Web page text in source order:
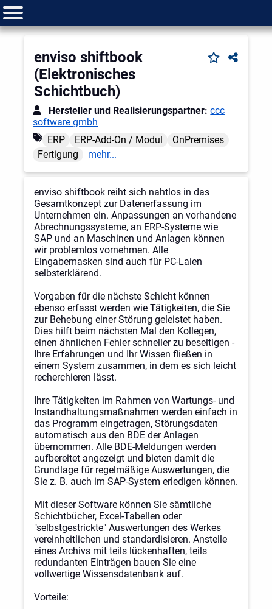
enviso shiftbook
(Elektronisches
Schichtbuch)
Hersteller und Realisierungspartner: ccc
software gmbh
ERP
ERP-Add-On / Modul
OnPremises
Fertigung
mehr...
enviso shiftbook reiht sich nahtlos in das
Gesamtkonzept zur Datenerfassung im
Unternehmen ein. Anpassungen an vorhandene
Abrechnungssysteme, an ERP-Systeme wie
SAP und an Maschinen und Anlagen können
wir problemlos vornehmen. Alle
Eingabemasken sind auch für PC-Laien
selbsterklärend.
Vorgaben für die nächste Schicht können
ebenso erfasst werden wie Tätigkeiten, die Sie
zur Behebung einer Störung geleistet haben.
Dies hilft beim nächsten Mal den Kollegen,
einen ähnlichen Fehler schneller zu beseitigen -
Ihre Erfahrungen und Ihr Wissen fließen in
einem System zusammen, in dem es sich leicht
recherchieren lässt.
Ihre Tätigkeiten im Rahmen von Wartungs- und
Instandhaltungsmaßnahmen werden einfach in
das Programm eingetragen, Störungsdaten
automatisch aus den BDE der Anlagen
übernommen. Alle BDE-Meldungen werden
aufbereitet angezeigt und bieten damit die
Grundlage für regelmäßige Auswertungen, die
Sie z. B. auch im SAP-System erledigen können.
Mit dieser Software können Sie sämtliche
Schichtbücher, Excel-Tabellen oder
"selbstgestrickte" Auswertungen des Werkes
vereinheitlichen und standardisieren. Anstelle
eines Archivs mit teils lückenhaften, teils
redundanten Einträgen bauen Sie eine
vollwertige Wissensdatenbank auf.
Vorteile: